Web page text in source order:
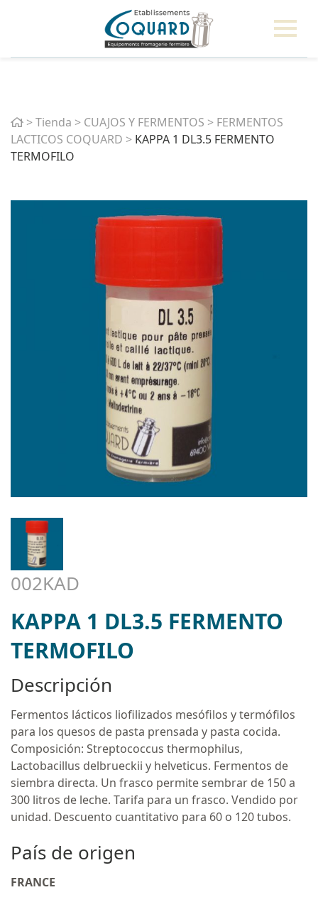
Home
>Tienda > CUAJOS Y FERMENTOS > FERMENTOS
LACTICOS COQUARD > KAPPA 1 DL3.5 FERMENTO
TERMOFILO
002KAD
KAPPA 1 DL3.5 FERMENTO
TERMOFILO
Descripción
Fermentos lácticos liofilizados mesófilos y termófilos
para los quesos de pasta prensada y pasta cocida.
Composición: Streptococcus thermophilus,
Lactobacillus delbrueckii y helveticus. Fermentos de
siembra directa. Un frasco permite sembrar de 150 a
300 litros de leche. Tarifa para un frasco. Vendido por
unidad. Descuento cuantitativo para 60 o 120 tubos.
País de origen
FRANCE